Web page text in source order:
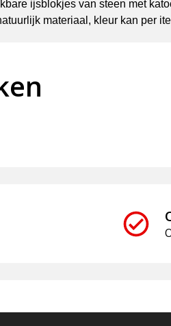
ijsblokjes van steen met
materiaal, kleur kan per